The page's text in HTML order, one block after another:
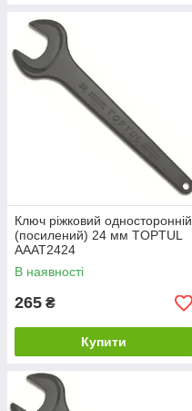
Ключ ріжковий односторонній
(посилений) 24 мм TOPTUL
AAAT2424
В наявності
265 ₴
Купити